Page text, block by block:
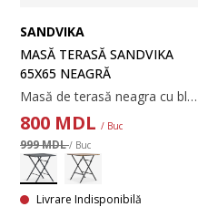
SANDVIKA
MASĂ TERASĂ SANDVIKA
65X65 NEAGRĂ
Masă de terasă neagra cu blat din lemn artificial. Cadru și picioare din oțel vopsit cu pulbere. Masa poate fi pliată și depozitată cu ușurință. Lemnul artificial are aspectul și textura lemnului natural fără a fi nevoie de întreținere. 65x65x70 cm
800 MDL / Buc
999 MDL/ Buc
Livrare Indisponibilă